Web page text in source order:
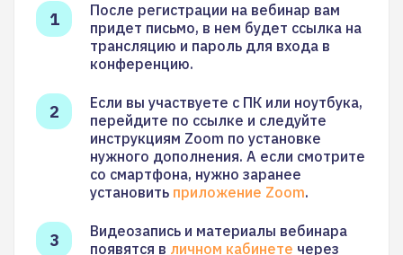
После регистрации на вебинар вам
придет письмо, в нем будет ссылка на
трансляцию и пароль для входа в
конференцию.
Если вы участвуете с ПК или ноутбука,
перейдите по ссылке и следуйте
инструкциям Zoom по установке
нужного дополнения. А если смотрите
со смартфона, нужно заранее
установить приложение Zoom.
Видеозапись и материалы вебинара
появятся в личном кабинете через